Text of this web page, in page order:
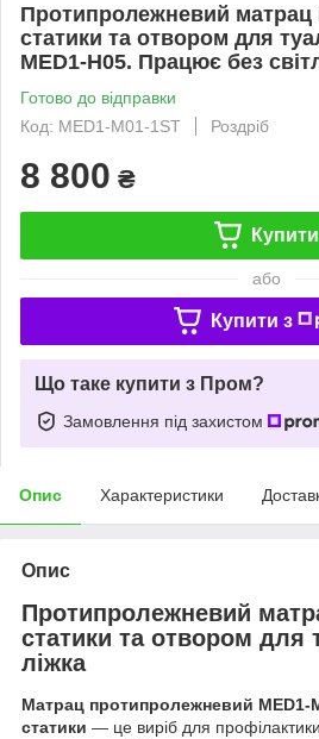
Протипролежневий матрац
статики та отвором для
MED1-H05. Працює без
Готово до відправки
Код: MED1-M01-1ST
Роздріб
8 800 ₴
Купити
або
Купити з
Що таке купити з Пром?
Замовлення під захистом
Опис Характеристики
Опис
Протипролежневий
статики та отвором для
ліжка
Матрац протипролежневий MED1-
статики — це виріб для